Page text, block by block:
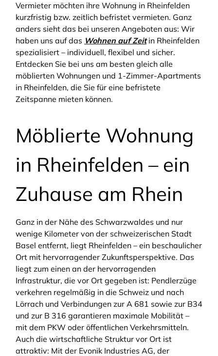
Vermieter möchten ihre Wohnung in Rheinfelden
kurzfristig bzw. zeitlich befristet vermieten. Ganz
anders sieht das bei unseren Angeboten aus: Wir
haben uns auf das Wohnen auf Zeitin Rheinfelden
spezialisiert – individuell, flexibel und sicher.
Entdecken Sie bei uns am besten gleich alle
möblierten Wohnungen und 1-Zimmer-Apartments
in Rheinfelden, die Sie für eine befristete
Zeitspanne mieten können.
Möblierte Wohnung
in Rheinfelden – ein
Zuhause am Rhein
Ganz in der Nähe des Schwarzwaldes und nur
wenige Kilometer von der schweizerischen Stadt
Basel entfernt, liegt Rheinfelden – ein beschaulicher
Ort mit hervorragender Zukunftsperspektive. Das
liegt zum einen an der hervorragenden
Infrastruktur, die vor Ort gegeben ist: Pendlerzüge
verkehren regelmäßig in die Schweiz und nach
Lörrach und Verbindungen zur A 681 sowie zur B34
und zur B 316 garantieren maximale Mobilität –
mit dem PKW oder öffentlichen Verkehrsmitteln.
Auch die wirtschaftliche Struktur vor Ort ist
attraktiv: Mit der Evonik Industries AG, der